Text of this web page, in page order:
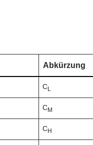
Abkürzung
CL
CM
CH